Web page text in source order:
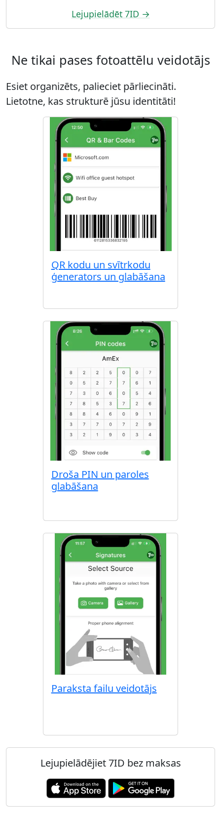
Lejupielādēt 7ID →
Ne tikai pases fotoattēlu veidotājs
Esiet organizēts, palieciet pārliecināti.
Lietotne, kas strukturē jūsu identitāti!
QR kodu un svītrkodu
ģenerators un glabāšana
Droša PIN un paroles
glabāšana
Paraksta failu veidotājs
Lejupielādējiet 7ID bez maksas